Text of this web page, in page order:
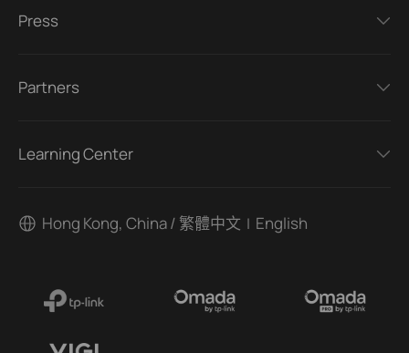
Press
Partners
Learning Center
Hong Kong, China / 繁體中文 | English